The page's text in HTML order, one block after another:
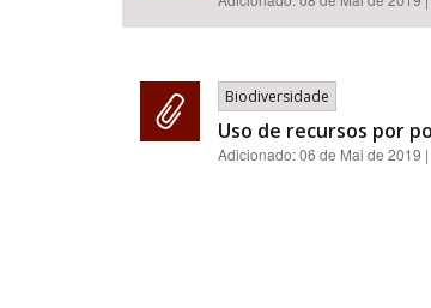
Biodiversidade
Uso de recursos por
Adicionado:06 de Mai de 2019